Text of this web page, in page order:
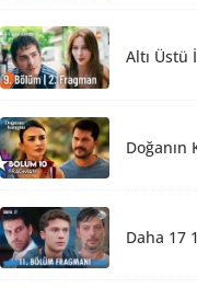
Altı Üstü
Doğanın
Daha 17